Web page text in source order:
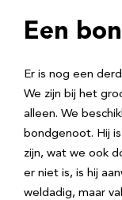
Een
Er is nog een
We zijn bij het
alleen. We
bondgenoot. Hij
zijn, wat we ook
er niet is, is hij
weldadig, maar